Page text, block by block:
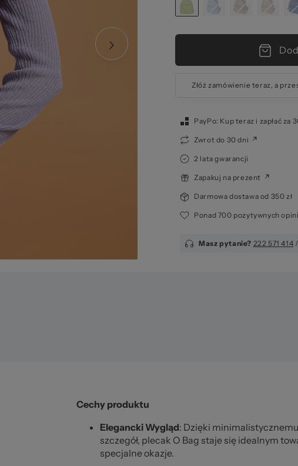
Złóż zamówienie teraz, a
PayPo: Kup teraz i zapłać za
Zwrot do 30 dni
2 lata gwarancji
Zapakuj na prezent
Darmowa dostawa od 350 zł
Ponad 700 pozytywnych
Masz pytanie? 222 571 414 /
Cechy produktu
Elegancki Wygląd: Dzięki
szczegół, plecak O Bag staje się idealnym
specjalne okazje.